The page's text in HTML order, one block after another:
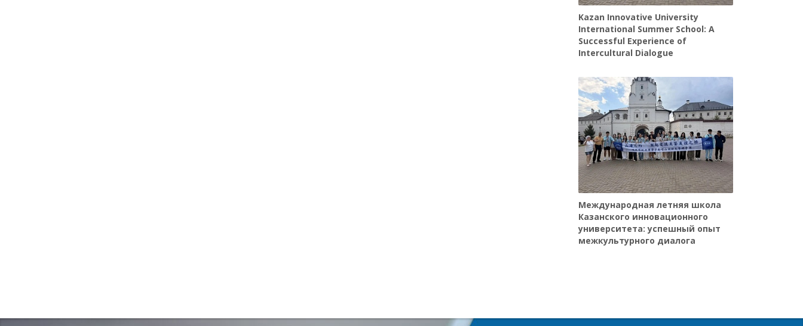
Kazan Innovative University
International Summer School: A
Successful Experience of
Intercultural Dialogue
Международная летняя школа
Казанского инновационного
университета: успешный опыт
межкультурного диалога